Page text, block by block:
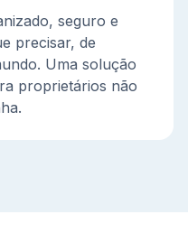
seguro e
precisar, de
Uma solução
proprietários não